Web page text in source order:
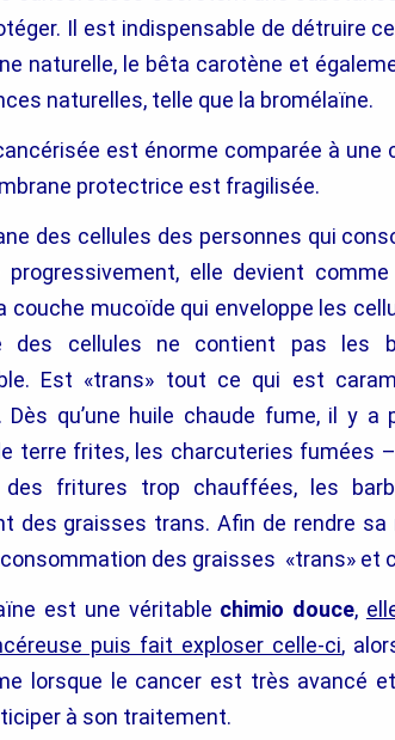
Il est indispensable de détruire
naturelle, le bêta carotène et
naturelles, telle que la bromélaïne.
est énorme comparée à
protectrice est fragilisée.
des cellules des personnes qui
progressivement, elle devient
couche mucoïde qui enveloppe les
des cellules ne contient pas les
Est «trans» tout ce qui est
Dès qu’une huile chaude fume, il y
terre frites, les charcuteries fumées
des fritures trop chauffées, les
des graisses trans. Afin de rendre
des graisses «trans» et
est une véritable chimio douce,
puis fait exploser celle-ci,
lorsque le cancer est très avancé
à son traitement.